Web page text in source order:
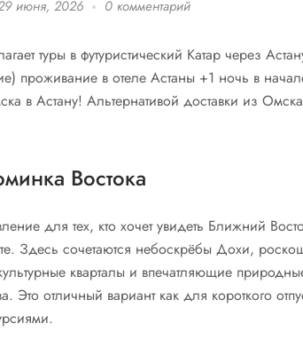
июня, 2026 0 комментарий
туры в футуристический Катар через
проживание в отеле Астаны +1 ночь в
в Астану! Альтернативой доставки из
Востока
для тех, кто хочет увидеть Ближний
Здесь сочетаются небоскрёбы Дохи,
кварталы и впечатляющие
Это отличный вариант как для короткого